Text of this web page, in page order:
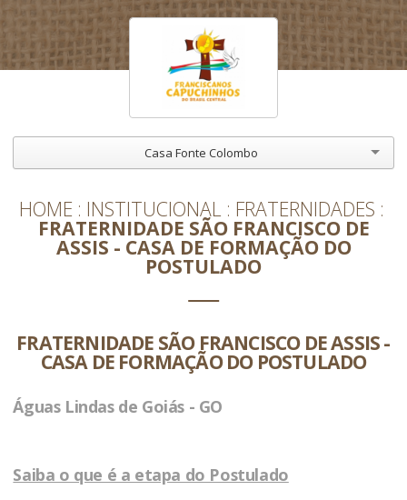
Casa Fonte Colombo
HOME INSTITUCIONAL FRATERNIDADES
FRATERNIDADE SÃO FRANCISCO DE
ASSIS - CASA DE FORMAÇÃO DO
POSTULADO
FRATERNIDADE SÃO FRANCISCO DE ASSIS -
CASA DE FORMAÇÃO DO POSTULADO
Águas Lindas de Goiás - GO
Saiba o que é a etapa do Postulado